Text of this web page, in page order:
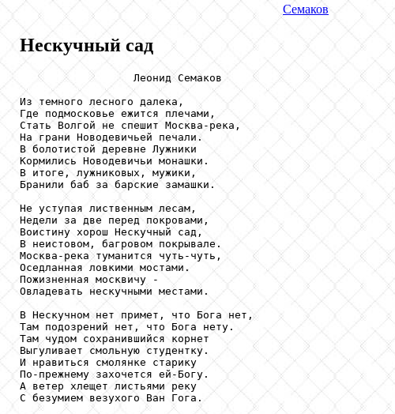
Семаков
Нескучный сад
                  Леонид Семаков
Из темного лесного далека,
Где подмосковье ежится плечами,
Стать Волгой не спешит Москва-река,
На грани Новодевичьей печали.
В болотистой деревне Лужники
Кормились Новодевичьи монашки.
В итоге, лужниковых, мужики,
Бранили баб за барские замашки.
Не уступая лиственным лесам,
Недели за две перед покровами,
Воистину хорош Нескучный сад,
В неистовом, багровом покрывале.
Москва-река туманится чуть-чуть,
Оседланная ловкими мостами.
Пожизненная москвичу -
Овладевать нескучными местами.
В Нескучном нет примет, что Бога нет,
Там подозрений нет, что Бога нету.
Там чудом сохранившийся корнет
Выгуливает смольную студентку.
И нравиться смолянке старику
По-прежнему захочется ей-Богу.
А ветер хлещет листьями реку
С безумием везухого Ван Гога.